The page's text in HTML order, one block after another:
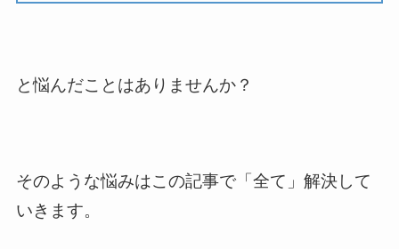
と悩んだことはありませんか？
そのような悩みはこの記事で「全て」解決して
いきます。